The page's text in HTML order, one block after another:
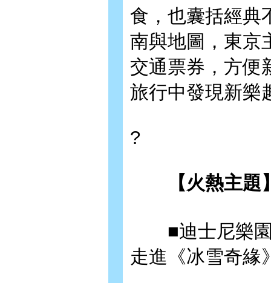
食，也囊括經典
南與地圖，東京
交通票券，方便
旅行中發現新樂
?
【火熱主題
■迪士尼樂園
走進《冰雪奇緣